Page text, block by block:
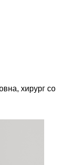
хирург со